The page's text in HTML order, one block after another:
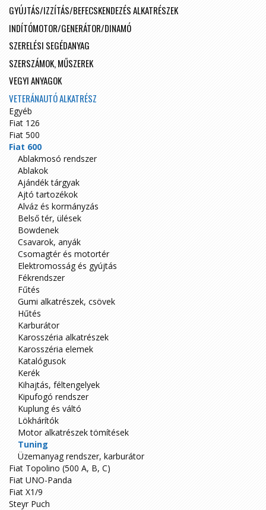
GYÚJTÁS/IZZÍTÁS/BEFECSKENDEZÉS ALKATRÉSZEK
INDÍTÓMOTOR/GENERÁTOR/DINAMÓ
SZERELÉSI SEGÉDANYAG
SZERSZÁMOK, MŰSZEREK
VEGYI ANYAGOK
VETERÁNAUTÓ ALKATRÉSZ
Egyéb
Fiat 126
Fiat 500
Fiat 600
Ablakmosó rendszer
Ablakok
Ajándék tárgyak
Ajtó tartozékok
Alváz és kormányzás
Belső tér, ülések
Bowdenek
Csavarok, anyák
Csomagtér és motortér
Elektromosság és gyújtás
Fékrendszer
Fűtés
Gumi alkatrészek, csövek
Hűtés
Karburátor
Karosszéria alkatrészek
Karosszéria elemek
Katalógusok
Kerék
Kihajtás, féltengelyek
Kipufogó rendszer
Kuplung és váltó
Lökhárítók
Motor alkatrészek tömítések
Tuning
Üzemanyag rendszer, karburátor
Fiat Topolino (500 A, B, C)
Fiat UNO-Panda
Fiat X1/9
Steyr Puch